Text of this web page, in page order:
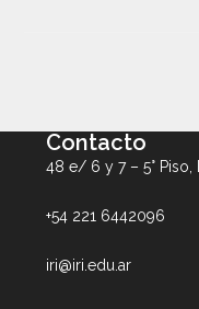
Contacto
48 e/ 6 y 7 – 5° Piso,
+54 221 6442096
iri@iri.edu.ar